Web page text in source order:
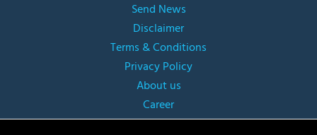
Send News
Disclaimer
Terms & Conditions
Privacy Policy
About us
Career